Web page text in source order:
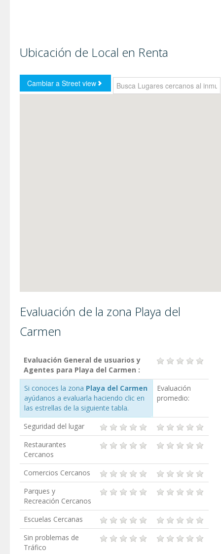
Ubicación de Local en Renta
Evaluación de la zona Playa del
Carmen
Evaluación General de usuarios y
Agentes para Playa del Carmen :
Si conoces la zona Playa del Carmen
ayúdanos a evaluarla haciendo clic en
las estrellas de la siguiente tabla.
Evaluación
promedio:
Seguridad del lugar
Restaurantes
Cercanos
Comercios Cercanos
Parques y
Recreación Cercanos
Escuelas Cercanas
Sin problemas de
Tráfico